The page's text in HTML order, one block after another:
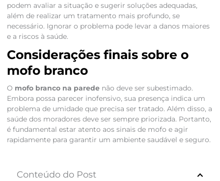
podem avaliar a situação e sugerir soluções adequadas,
além de realizar um tratamento mais profundo, se
necessário. Ignorar o problema pode levar a danos maiores
e a riscos à saúde.
Considerações finais sobre o
mofo branco
O mofo branco na paredenão deve ser subestimado.
Embora possa parecer inofensivo, sua presença indica um
problema de umidade que precisa ser tratado. Além disso, a
saúde dos moradores deve ser sempre priorizada. Portanto,
é fundamental estar atento aos sinais de mofo e agir
rapidamente para garantir um ambiente saudável e seguro.
Conteúdo do Post